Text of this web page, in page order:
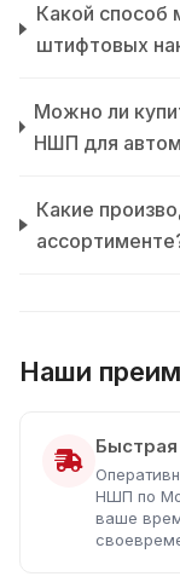
Какой способ
штифтовых
Можно ли
НШП для
Какие
Наши
НШП по
ваше